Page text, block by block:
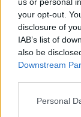
your opt-out.
disclosure of
IAB’s list of
also be
Downstream
Personal
Ρέθυμνο:
πυρκαγιές στο
09:44
Κομμός: Η
Καρέτα Καρέτα